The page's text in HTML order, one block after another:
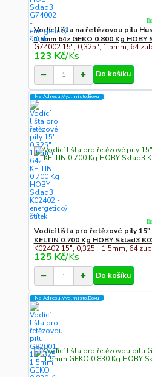
Vodící lišta na řetězovou pilu
1,5mm 64z GEKO 0.800 Kg HOBY
G74002 15", 0,325", 1,5mm, 64
123 Kč/Ks
Do košíku
Na Adresu,Výd.místo,Boxu
Vodící lišta pro řetězové pily 15"
KELTIN 0.700 Kg HOBY Sklad3
K02402 15", 0,325", 1,5mm, 64
125 Kč/Ks
Do košíku
Na Adresu,Výd.místo,Boxu